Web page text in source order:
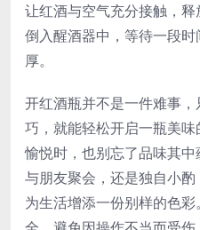
让红酒与空气充分接触，
倒入醒酒器中，等待一段
厚。
开红酒瓶并不是一件难事
巧，就能轻松开启一瓶美
愉悦时，也别忘了品味其
与朋友聚会，还是独自小
为生活增添一份别样的色